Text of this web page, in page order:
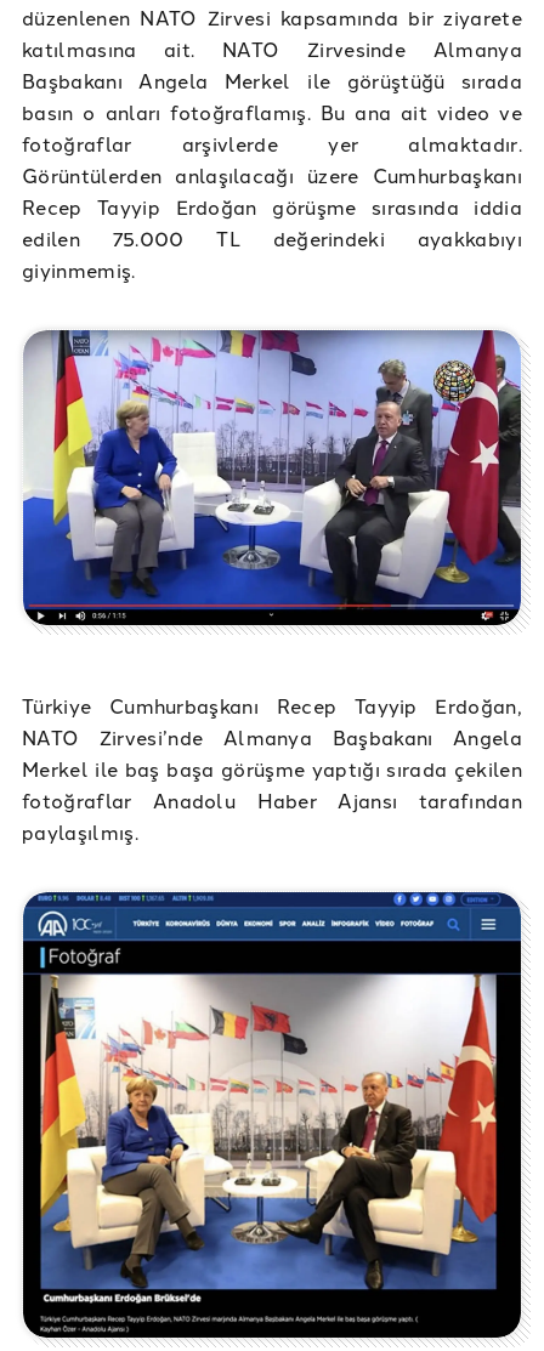
düzenlenen NATO Zirvesi kapsamında bir ziyarete
katılmasına ait. NATO Zirvesinde Almanya
Başbakanı Angela Merkel ile görüştüğü sırada
basın o anları fotoğraflamış. Bu ana ait video ve
fotoğraflar arşivlerde yer almaktadır.
Görüntülerden anlaşılacağı üzere Cumhurbaşkanı
Recep Tayyip Erdoğan görüşme sırasında iddia
edilen 75.000 TL değerindeki ayakkabıyı
giyinmemiş.
Türkiye Cumhurbaşkanı Recep Tayyip Erdoğan,
NATO Zirvesi’nde Almanya Başbakanı Angela
Merkel ile baş başa görüşme yaptığı sırada çekilen
fotoğraflar Anadolu Haber Ajansı tarafından
paylaşılmış.